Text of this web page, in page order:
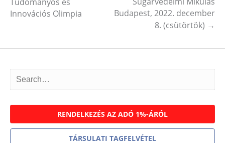
Innovációs Olimpia
Budapest, 2022. december
8. (csütörtök) →
RENDELKEZÉS AZ ADÓ 1%-ÁRÓL
TÁRSULATI TAGFELVÉTEL